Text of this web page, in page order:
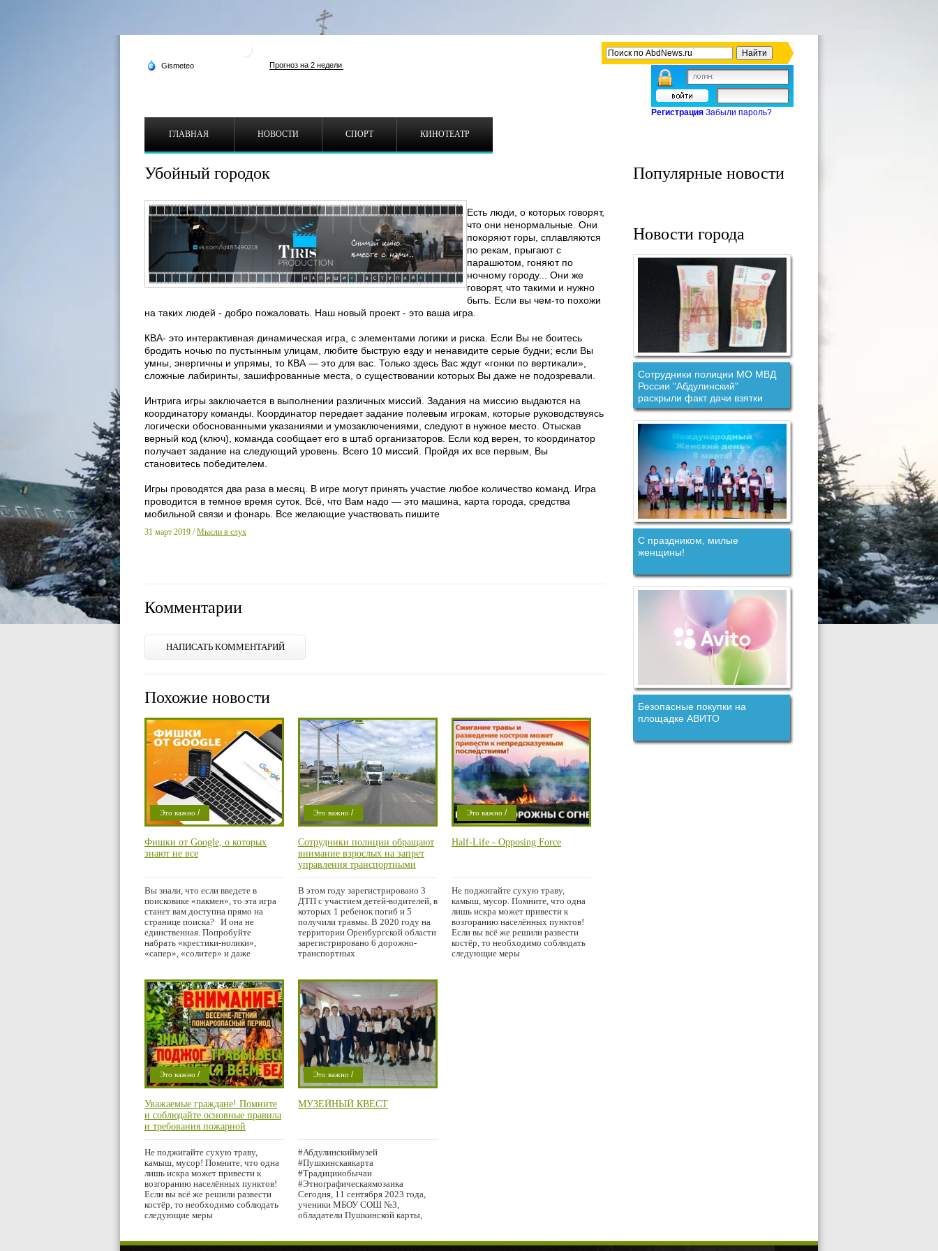
Регистрация Забыли пароль?
ГЛАВНАЯ НОВОСТИ СПОРТ КИНОТЕАТР
Убойный городок
Есть люди, о которых говорят,
что они ненормальные. Они
покоряют горы, сплавляются
по рекам, прыгают с
парашютом, гоняют по
ночному городу... Они же
говорят, что такими и нужно
быть. Если вы чем-то похожи
на таких людей - добро пожаловать. Наш новый проект - это ваша игра.
КВА- это интерактивная динамическая игра, с элементами логики и риска. Если Вы не боитесь
бродить ночью по пустынным улицам, любите быструю езду и ненавидите серые будни; если Вы
умны, энергичны и упрямы, то КВА — это для вас. Только здесь Вас ждут «гонки по вертикали»,
сложные лабиринты, зашифрованные места, о существовании которых Вы даже не подозревали.
Интрига игры заключается в выполнении различных миссий. Задания на миссию выдаются на
координатору команды. Координатор передает задание полевым игрокам, которые руководствуясь
логически обоснованными указаниями и умозаключениями, следуют в нужное место. Отыскав
верный код (ключ), команда сообщает его в штаб организаторов. Если код верен, то координатор
получает задание на следующий уровень. Всего 10 миссий. Пройдя их все первым, Вы
становитесь победителем.
Игры проводятся два раза в месяц. В игре могут принять участие любое количество команд. Игра
проводится в темное время суток. Всё, что Вам надо — это машина, карта города, средства
мобильной связи и фонарь. Все желающие участвовать пишите
31 март 2019 / Мысли в слух
Комментарии
НАПИСАТЬ КОММЕНТАРИЙ
Похожие новости
Это важно /
Уфанет в
Абдулино,
Пономаревке и
Матвеевке
Фишки от Google, о которых
знают не все
Вы знали, что если введете в
поисковике «пакмен», то эта игра
станет вам доступна прямо на
странице поиска? И она не
единственная. Попробуйте
набрать «крестики-нолики»,
«сапер», «солитер» и даже
Это важно /
Проишествие/
Город
Сотрудники полиции обращают
внимание взрослых на запрет
управления транспортными
средствами детьми без прав
управления
В этом году зарегистрировано 3
ДТП с участием детей-водителей, в
которых 1 ребенок погиб и 5
получили травмы. В 2020 году на
территории Оренбургской области
зарегистрировано 6 дорожно-
транспортных
Это важно /
Криминал/
Проишествие/
Half-Life - Opposing Force
Не поджигайте сухую траву,
камыш, мусор. Помните, что одна
лишь искра может привести к
возгоранию населённых пунктов!
Если вы всё же решили развести
костёр, то необходимо соблюдать
следующие меры
Это важно /
Криминал/
Мысли в слух/
Проишествие/
Город
Уважаемые граждане! Помните
и соблюдайте основные правила
и требования пожарной
безопасности в весенне-летний
период!
Не поджигайте сухую траву,
камыш, мусор! Помните, что одна
лишь искра может привести к
возгоранию населённых пунктов!
Если вы всё же решили развести
костёр, то необходимо соблюдать
следующие меры
Это важно /
Проишествие/
Город
МУЗЕЙНЫЙ КВЕСТ
#Абдулинскиймузей
#Пушкинскаякарта
#Традицииобычаи
#Этнографическаямозаика
Сегодня, 11 сентября 2023 года,
ученики МБОУ СОШ №3,
обладатели Пушкинской карты,
Популярные новости
Новости города
Сотрудники полиции МО МВД
России "Абдулинский"
раскрыли факт дачи взятки
должностному лицу.
С праздником, милые
женщины!
Безопасные покупки на
площадке АВИТО